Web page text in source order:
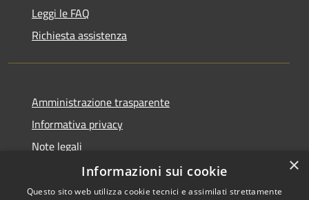
Leggi le FAQ
Richiesta assistenza
Amministrazione trasparente
Informativa privacy
Note legali
Dichiarazione di accessibilità
×
Informazioni sui cookie
Questo sito web utilizza cookie tecnici e assimilati strettamente